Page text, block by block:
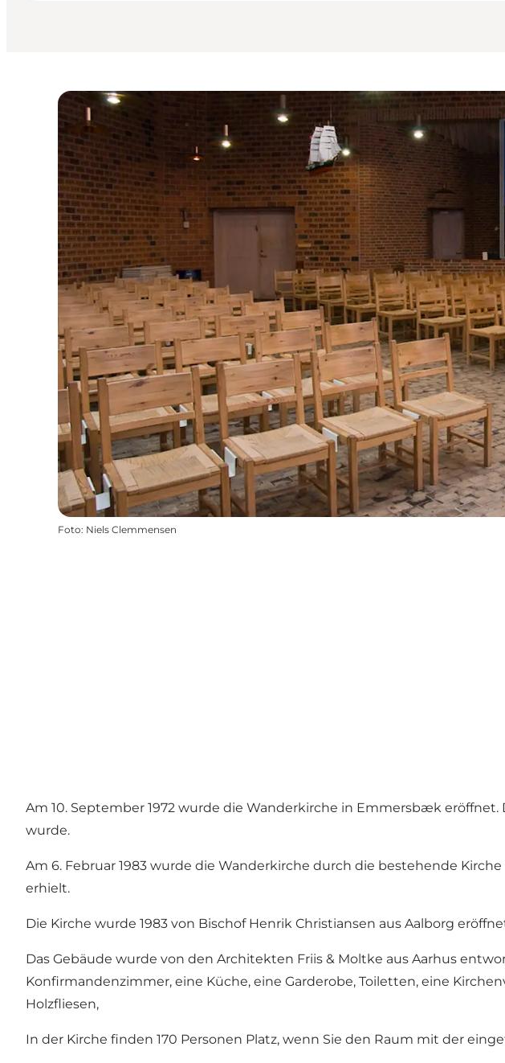
Foto: Niels Clemmensen
Am 10. September 1972 wurde die Wanderkirche in Emmersbæk
wurde.
Am 6. Februar 1983 wurde die Wanderkirche durch die bestehende
erhielt.
Die Kirche wurde 1983 von Bischof Henrik Christiansen aus Aalborg
Das Gebäude wurde von den Architekten Friis & Moltke aus Aarhus
Konfirmandenzimmer, eine Küche, eine Garderobe, Toiletten, eine
Holzfliesen,
In der Kirche finden 170 Personen Platz, wenn Sie den Raum mit der